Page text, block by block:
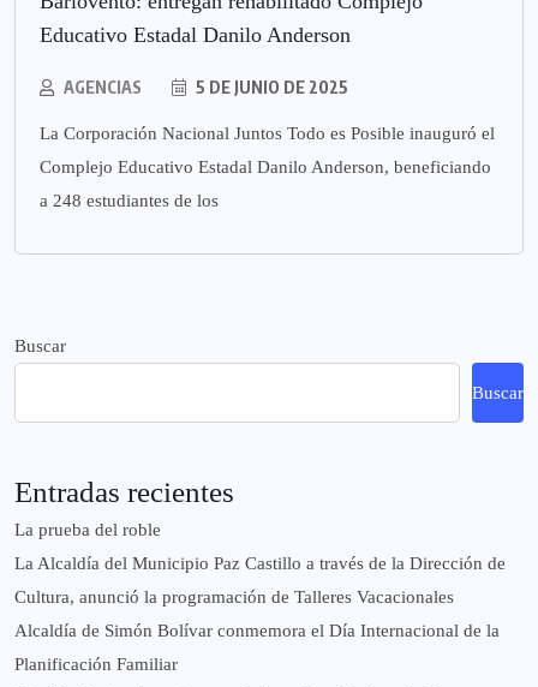
Educativo Estadal Danilo Anderson
AGENCIAS 5 DE JUNIO DE 2025
La Corporación Nacional Juntos Todo es Posible inauguró el
Complejo Educativo Estadal Danilo Anderson, beneficiando
a 248 estudiantes de los
Buscar
Buscar
Entradas recientes
La prueba del roble
La Alcaldía del Municipio Paz Castillo a través de la Dirección de
Cultura, anunció la programación de Talleres Vacacionales
Alcaldía de Simón Bolívar conmemora el Día Internacional de la
Planificación Familiar